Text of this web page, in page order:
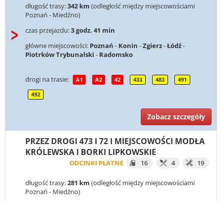
długość trasy:342 km (odległość między miejscowościami
Poznań - Miedźno)
czas przejazdu:3 godz. 41 min
główne miejscowości: Poznań - Konin -Zgierz-Łódź-
Piotrków Trybunalski - Radomsko
drogi na trasie: A1 A2 42 433 483 491
492
Zobacz szczegóły
PRZEZ DROGI 473 I 72 I MIEJSCOWOŚCI MODŁA
KRÓLEWSKA I BORKI LIPKOWSKIE
ODCINKI PŁATNE 16 4 19
długość trasy:281 km (odległość między miejscowościami
Poznań - Miedźno)